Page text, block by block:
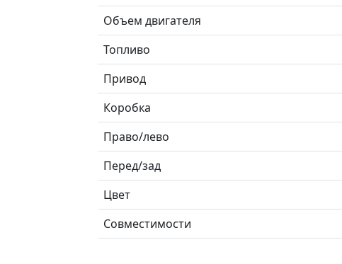
Объем двигателя
Топливо
Привод
Коробка
Право/лево
Перед/зад
Цвет
Совместимости